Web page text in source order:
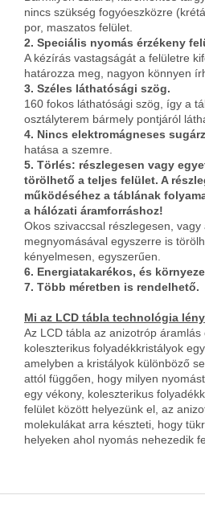
nincs szükség fogyóeszközre
por, maszatos felület.
2. Speciális nyomás érzékeny
A kézírás vastagságát a felületre
határozza meg, nagyon könnyen
3. Széles láthatósági szög.
160 fokos láthatósági szög, így a
osztályterem bármely pontjáról
4. Nincs elektromágneses
hatása a szemre.
5. Törlés: részlegesen vagy
törölhető a teljes felület. A
működéséhez a táblának
a hálózati áramforráshoz!
Okos szivaccsal részlegesen,
megnyomásával egyszerre is
kényelmesen, egyszerűen.
6. Energiatakarékos, és
7. Több méretben is rendelhető.
Mi az LCD tábla technológia
Az LCD tábla az anizotróp
koleszterikus folyadékkristályok
amelyben a kristályok különböző
attól függően, hogy milyen
egy vékony, koleszterikus
felület között helyezünk el, az
molekulákat arra készteti, hogy
helyeken ahol nyomás nehezedik
L